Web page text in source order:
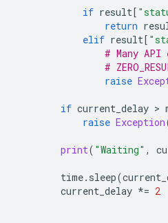
if result[
return
elif result[
# Many
#
raise
if current_delay >
raise Exception
print( "Waiting" ,
time. sleep(
current_delay *= 2